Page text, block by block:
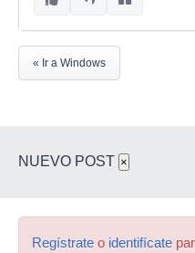
« Ir a Windows
NUEVO POST ×
Regístrate o identifícate